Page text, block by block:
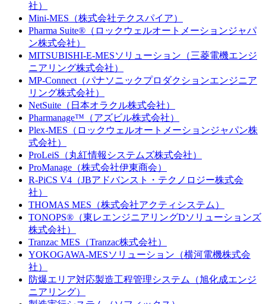
社）
Mini-MES（株式会社テクスパイア）
Pharma Suite®（ロックウェルオートメーションジャパ
ン株式会社）
MITSUBISHI-E-MESソリューション（三菱電機エンジ
ニアリング株式会社）
MP-Connect（パナソニックプロダクションエンジニア
リング株式会社）
NetSuite（日本オラクル株式会社）
Pharmanage™（アズビル株式会社）
Plex-MES（ロックウェルオートメーションジャパン株
式会社）
ProLeiS（丸紅情報システムズ株式会社）
ProManage（株式会社伊東商会）
R-PiCS V4（JBアドバンスト・テクノロジー株式会
社）
THOMAS MES（株式会社アクティシステム）
TONOPS®（東レエンジニアリングDソリューションズ
株式会社）
Tranzac MES（Tranzac株式会社）
YOKOGAWA-MESソリューション（横河電機株式会
社）
防爆エリア対応製造工程管理システム（旭化成エンジ
ニアリング）